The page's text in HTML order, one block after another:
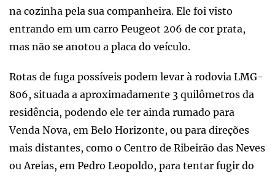
na cozinha pela sua companheira. Ele foi visto
entrando em um carro Peugeot 206 de cor prata,
mas não se anotou a placa do veículo.
Rotas de fuga possíveis podem levar à rodovia LMG-
806, situada a aproximadamente 3 quilômetros da
residência, podendo ele ter ainda rumado para
Venda Nova, em Belo Horizonte, ou para direções
mais distantes, como o Centro de Ribeirão das Neves
ou Areias, em Pedro Leopoldo, para tentar fugir do